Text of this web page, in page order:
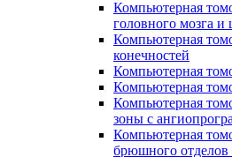
Компьютерная
головного мозга и
Компьютерная
конечностей
Компьютерная
Компьютерная
Компьютерная
зоны с
Компьютерная
брюшного отделов